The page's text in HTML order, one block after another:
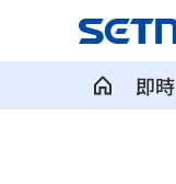
即時